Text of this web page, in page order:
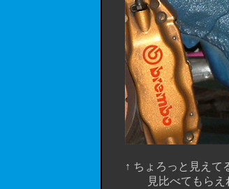
↑ ちょろっと見えてる
見比べてもらえれば